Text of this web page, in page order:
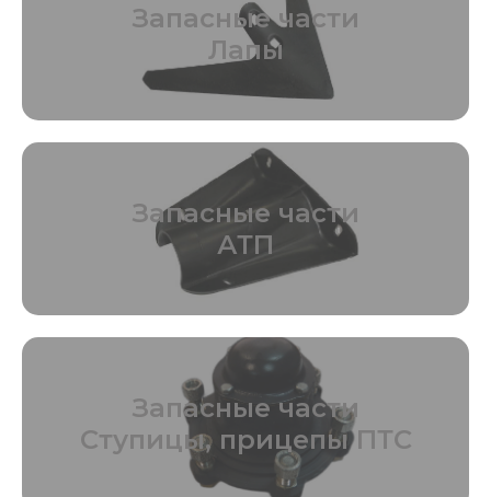
Запасные части
Лапы
Запасные части
АТП
Запасные части
Ступицы, прицепы ПТС